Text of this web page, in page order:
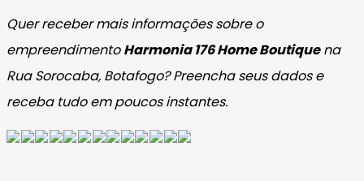
Quer receber mais informações sobre o
empreendimentoHarmonia 176 Home Boutiquena
Rua Sorocaba, Botafogo? Preencha seus dados e
receba tudo em poucos instantes.